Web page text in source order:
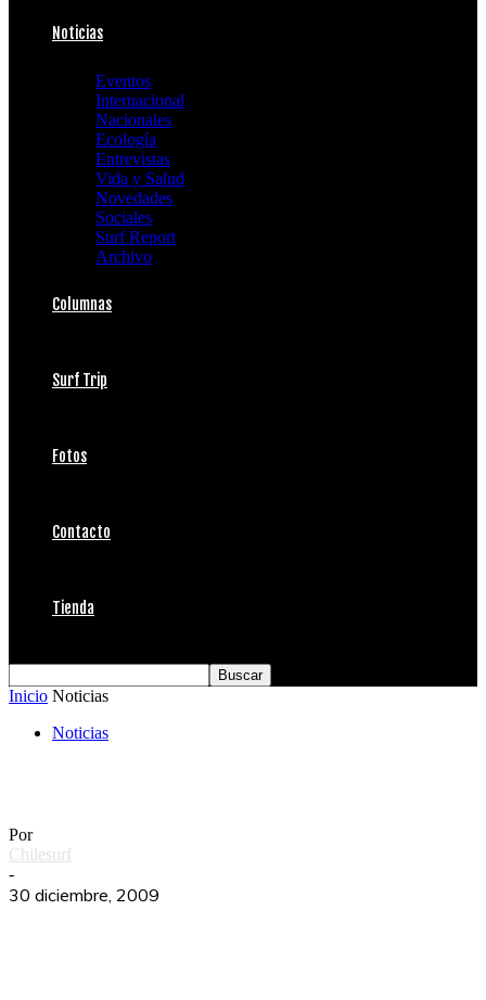
Noticias
Eventos
Internacional
Nacionales
Ecología
Entrevistas
Vida y Salud
Novedades
Sociales
Surf Report
Archivo
Columnas
Surf Trip
Fotos
Contacto
Tienda
Inicio Noticias
Noticias
Por
Chilesurf
-
30 diciembre, 2009